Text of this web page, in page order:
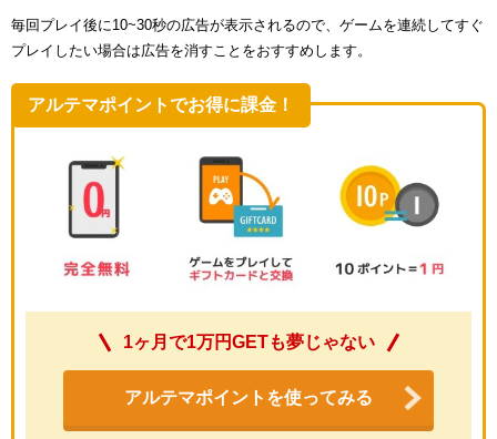
毎回プレイ後に10~30秒の広告が表示されるので、ゲームを連続してすぐ
プレイしたい場合は広告を消すことをおすすめします。
アルテマポイントでお得に課金！
1ヶ月で1万円GETも夢じゃない
アルテマポイントを使ってみる